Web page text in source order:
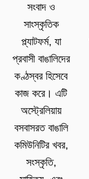
সংবাদ ও
সাংস্কৃতিক
প্ল্যাটফর্ম, যা
প্রবাসী বাঙালিদের
কণ্ঠস্বর হিসেবে
কাজ করে। এটি
অস্ট্রেলিয়ায়
বসবাসরত বাঙালি
কমিউনিটির খবর,
সংস্কৃতি,